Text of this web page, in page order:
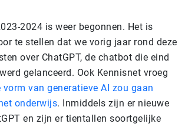
2024 is weer begonnen. Het is
te stellen dat we vorig jaar rond deze
over ChatGPT, de chatbot die eind
gelanceerd. Ook Kennisnet vroeg
vorm van generatieve AI zou gaan
onderwijs. Inmiddels zijn er nieuwe
en zijn er tientallen soortgelijke